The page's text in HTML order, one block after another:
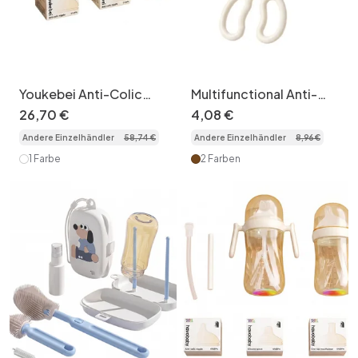
Youkebei Anti-Colic
PPSU Baby Bottle
Newborn Gift Set
26,70€
Andere Einzelhändler 58,74€
1 Farbe
Multifunctional Anti-
Scald Baby Bottle
Tongs - Heat Resistant
4,08€
Andere Einzelhändler 8,96€
2 Farben